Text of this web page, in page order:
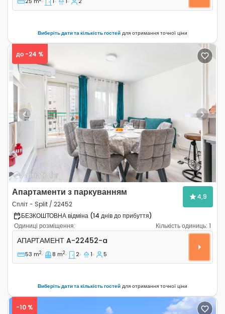
Виберіть дати та кількість гостей для отримання точної ціни
Previous Next
до -24 %
Апартаменти з паркуванням
Спліт - Split / 22452
4,9
БЕЗКОШТОВНА відміна (14 днів до прибуття)
Одиниці розміщення:
Кількість одиниць: 1
Двокімнатні апартаменти Спліт - Split A-22452-a
АПАРТАМЕНТ A-22452-a
53 m2 8 m2 2 1 5
Виберіть дати та кількість гостей для отримання точної ціни
-10 %